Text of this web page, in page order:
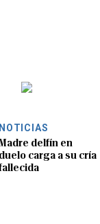
NOTICIAS
delfín en
duelo carga a su cría